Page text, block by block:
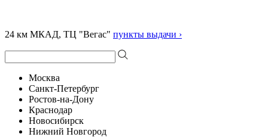
24 км МКАД, ТЦ "Вегас" пункты выдачи ›
Москва
Санкт-Петербург
Ростов-на-Дону
Краснодар
Новосибирск
Нижний Новгород